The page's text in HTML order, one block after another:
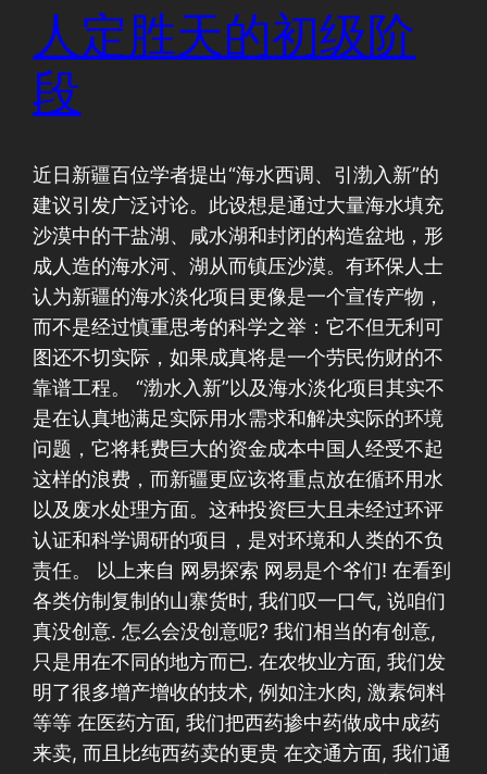
人定胜天的初级阶
段
近日新疆百位学者提出“海水西调、引渤入新”的
建议引发广泛讨论。此设想是通过大量海水填充
沙漠中的干盐湖、咸水湖和封闭的构造盆地，形
成人造的海水河、湖从而镇压沙漠。有环保人士
认为新疆的海水淡化项目更像是一个宣传产物，
而不是经过慎重思考的科学之举：它不但无利可
图还不切实际，如果成真将是一个劳民伤财的不
靠谱工程。 “渤水入新”以及海水淡化项目其实不
是在认真地满足实际用水需求和解决实际的环境
问题，它将耗费巨大的资金成本中国人经受不起
这样的浪费，而新疆更应该将重点放在循环用水
以及废水处理方面。这种投资巨大且未经过环评
认证和科学调研的项目，是对环境和人类的不负
责任。 以上来自 网易探索 网易是个爷们! 在看到
各类仿制复制的山寨货时, 我们叹一口气, 说咱们
真没创意. 怎么会没创意呢? 我们相当的有创意,
只是用在不同的地方而已. 在农牧业方面, 我们发
明了很多增产增收的技术, 例如注水肉, 激素饲料
等等 在医药方面, 我们把西药掺中药做成中成药
来卖, 而且比纯西药卖的更贵 在交通方面, 我们通